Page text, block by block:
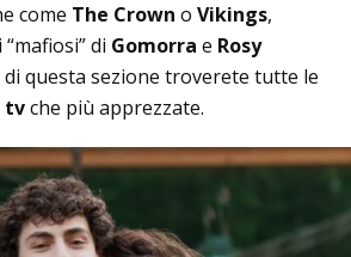
come The Crown o Vikings,
di Gomorra e Rosy
di questa sezione troverete tutte le
tvche più apprezzate.